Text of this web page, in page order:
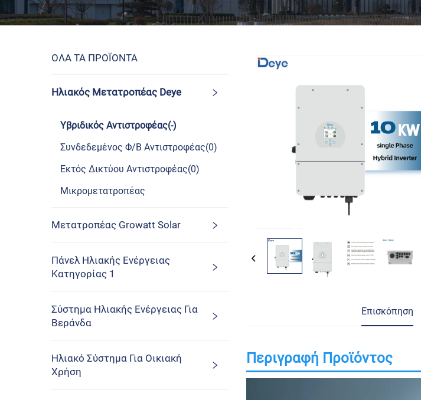
ΟΛΑ ΤΑ ΠΡΟΪΟΝΤΑ
Ηλιακός Μετατροπέας Deye
Υβριδικός Αντιστροφέας(-)
Συνδεδεμένος Φ/Β Αντιστροφέας(0)
Εκτός Δικτύου Αντιστροφέας(0)
Μικρομετατροπέας
Μετατροπέας Growatt Solar
Πάνελ Ηλιακής Ενέργειας
Κατηγορίας 1
Σύστημα Ηλιακής Ενέργειας Για
Βεράνδα
Ηλιακό Σύστημα Για Οικιακή
Χρήση
Επισκόπηση
Περιγραφή Προϊόντος